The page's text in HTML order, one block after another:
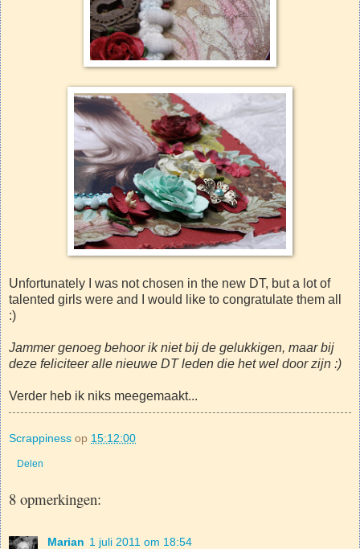
Unfortunately I was not chosen in the new DT, but a lot of
talented girls were and I would like to congratulate them all
:)
Jammer genoeg behoor ik niet bij de gelukkigen, maar bij
deze feliciteer alle nieuwe DT leden die het wel door zijn :)
Verder heb ik niks meegemaakt...
Scrappiness op 15:12:00
Delen
8 opmerkingen:
Marian 1 juli 2011 om 18:54